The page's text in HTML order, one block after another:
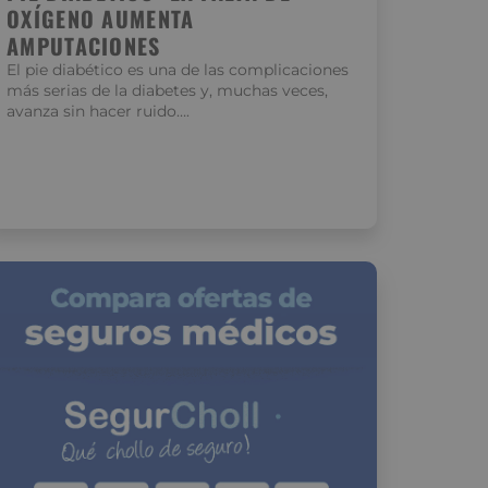
OXÍGENO AUMENTA
AMPUTACIONES
El pie diabético es una de las complicaciones
más serias de la diabetes y, muchas veces,
avanza sin hacer ruido….